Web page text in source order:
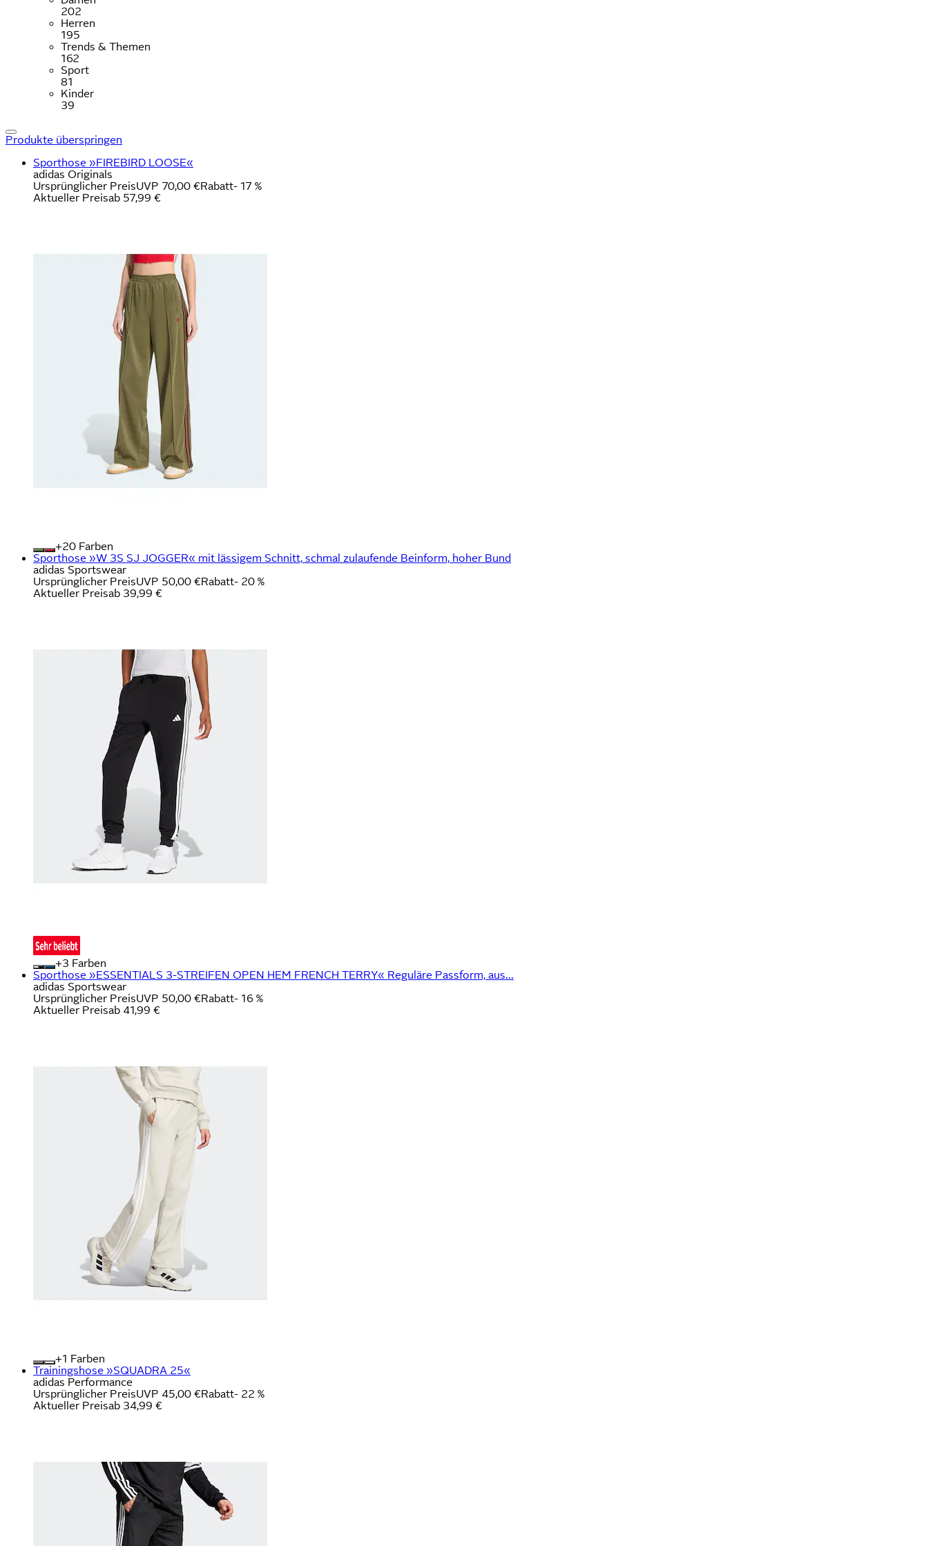
202
Herren
195
Trends & Themen
162
Sport
81
Kinder
39
Produkte überspringen
Sporthose »FIREBIRD LOOSE«
adidas Originals
Ursprünglicher PreisUVP 70,00 €Rabatt- 17 %
Aktueller Preisab 57,99 €
+
Farben
Sporthose »W 3S SJ JOGGER« mit lässigem Schnitt, schmal zulaufende Beinform, hoher Bund
adidas Sportswear
Ursprünglicher PreisUVP 50,00 €Rabatt- 20 %
Aktueller Preisab 39,99 €
+
Farben
Sporthose »ESSENTIALS 3-STREIFEN OPEN HEM FRENCH TERRY« Reguläre Passform, aus...
adidas Sportswear
Ursprünglicher PreisUVP 50,00 €Rabatt- 16 %
Aktueller Preisab 41,99 €
+
Farben
Trainingshose »SQUADRA 25«
adidas Performance
Ursprünglicher PreisUVP 45,00 €Rabatt- 22 %
Aktueller Preisab 34,99 €